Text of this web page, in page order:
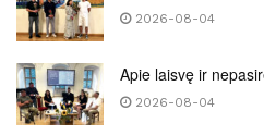
2026-08-04
Apie laisvę ir
2026-08-04